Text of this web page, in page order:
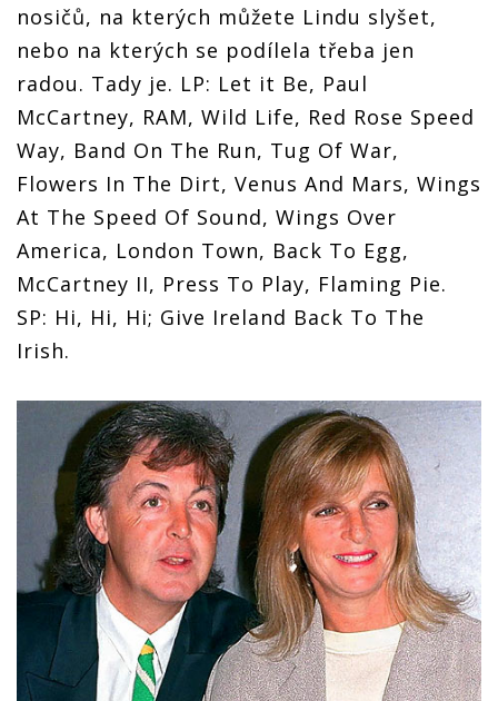
nosičů, na kterých můžete Lindu slyšet,
nebo na kterých se podílela třeba jen
radou. Tady je. LP: Let it Be, Paul
McCartney, RAM, Wild Life, Red Rose Speed
Way, Band On The Run, Tug Of War,
Flowers In The Dirt, Venus And Mars, Wings
At The Speed Of Sound, Wings Over
America, London Town, Back To Egg,
McCartney II, Press To Play, Flaming Pie.
SP: Hi, Hi, Hi; Give Ireland Back To The
Irish.